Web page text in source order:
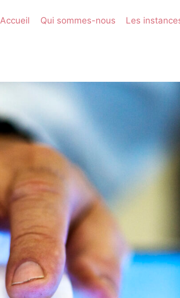
Accueil Qui sommes-nous Les